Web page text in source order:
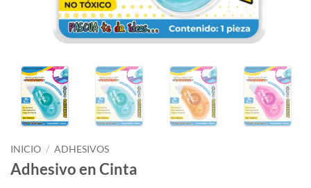
INICIO / ADHESIVOS
Adhesivo en Cinta